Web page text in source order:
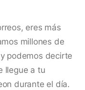
eres más
millones de
podemos decirte
llegue a tu
durante el día.